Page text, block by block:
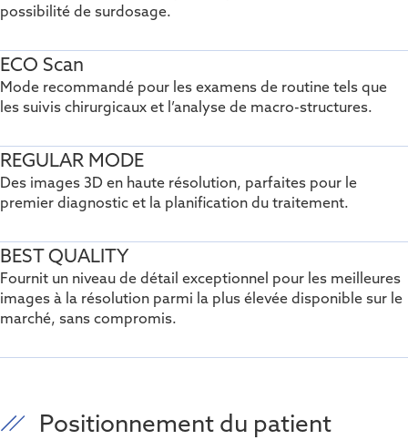
possibilité de surdosage.
ECO Scan
Mode recommandé pour les examens de routine tels que
les suivis chirurgicaux et l’analyse de macro-structures.
REGULAR MODE
Des images 3D en haute résolution, parfaites pour le
premier diagnostic et la planification du traitement.
BEST QUALITY
Fournit un niveau de détail exceptionnel pour les meilleures
images à la résolution parmi la plus élevée disponible sur le
marché, sans compromis.
Positionnement du patient